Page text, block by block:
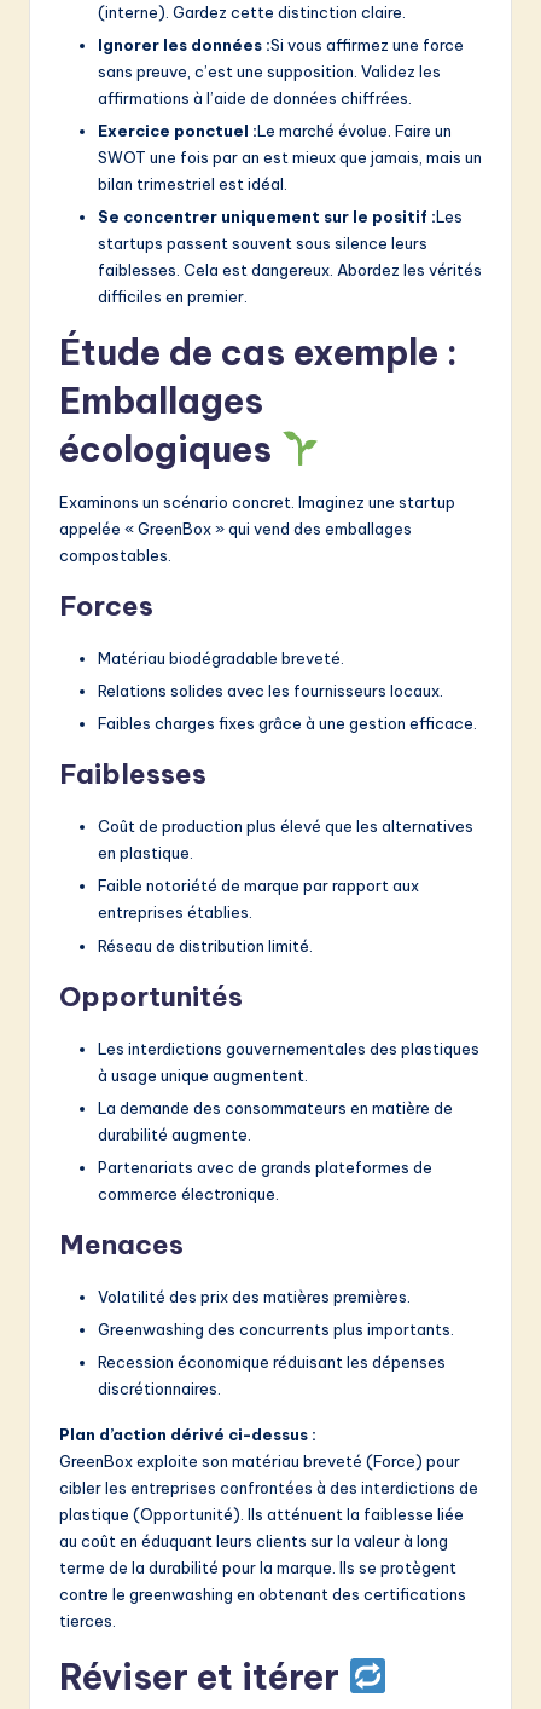
(interne). Gardez cette distinction claire.
Ignorer les données :Si vous affirmez une force
sans preuve, c’est une supposition. Validez les
affirmations à l’aide de données chiffrées.
Exercice ponctuel :Le marché évolue. Faire un
SWOT une fois par an est mieux que jamais, mais un
bilan trimestriel est idéal.
Se concentrer uniquement sur le positif :Les
startups passent souvent sous silence leurs
faiblesses. Cela est dangereux. Abordez les vérités
difficiles en premier.
Étude de cas exemple :
Emballages
écologiques
Examinons un scénario concret. Imaginez une startup
appelée « GreenBox » qui vend des emballages
compostables.
Forces
Matériau biodégradable breveté.
Relations solides avec les fournisseurs locaux.
Faibles charges fixes grâce à une gestion efficace.
Faiblesses
Coût de production plus élevé que les alternatives
en plastique.
Faible notoriété de marque par rapport aux
entreprises établies.
Réseau de distribution limité.
Opportunités
Les interdictions gouvernementales des plastiques
à usage unique augmentent.
La demande des consommateurs en matière de
durabilité augmente.
Partenariats avec de grands plateformes de
commerce électronique.
Menaces
Volatilité des prix des matières premières.
Greenwashing des concurrents plus importants.
Recession économique réduisant les dépenses
discrétionnaires.
Plan d’action dérivé ci-dessus :
GreenBox exploite son matériau breveté (Force) pour
cibler les entreprises confrontées à des interdictions de
plastique (Opportunité). Ils atténuent la faiblesse liée
au coût en éduquant leurs clients sur la valeur à long
terme de la durabilité pour la marque. Ils se protègent
contre le greenwashing en obtenant des certifications
tierces.
Réviser et itérer